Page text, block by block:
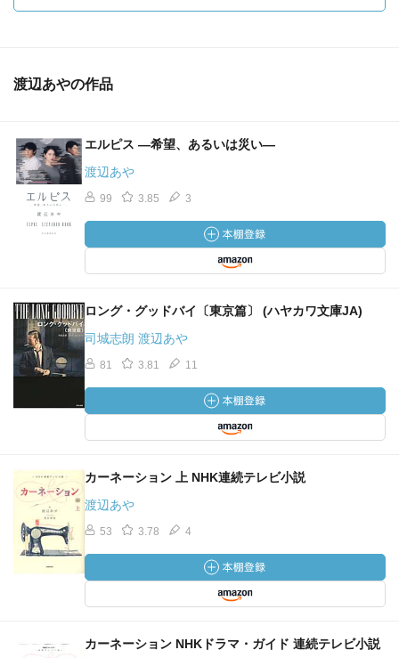
渡辺あやの作品
エルピス ―希望、あるいは災い―
渡辺あや
99 3.85 3
ロング・グッドバイ〔東京篇〕 (ハヤカワ文庫JA)
司城志朗 渡辺あや
81 3.81 11
カーネーション 上 NHK連続テレビ小説
渡辺あや
53 3.78 4
カーネーション NHKドラマ・ガイド 連続テレビ小説